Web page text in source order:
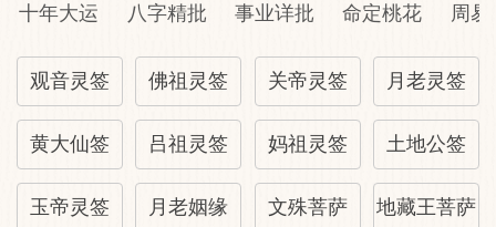
十年大运 八字精批 事业详批 命定桃花 周易
观音灵签 佛祖灵签 关帝灵签 月老灵签
黄大仙签 吕祖灵签 妈祖灵签 土地公签
玉帝灵签 月老姻缘 文殊菩萨 地藏王菩萨